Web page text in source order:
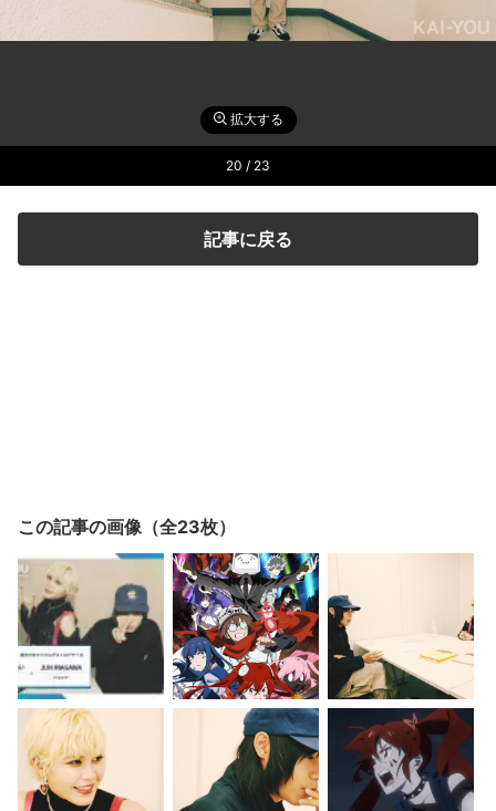
拡大する
20 / 23
記事に戻る
この記事の画像（全23枚）